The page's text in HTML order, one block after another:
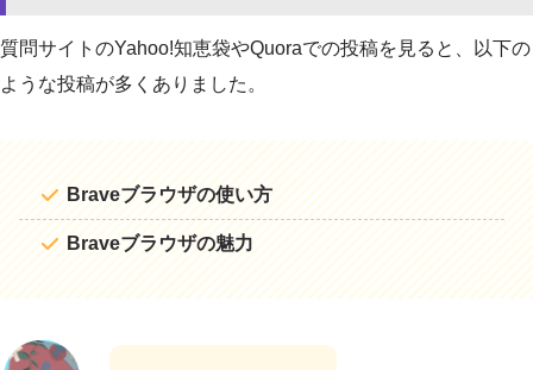
質問サイトのYahoo!知恵袋やQuoraでの投稿を見ると、以下の
ような投稿が多くありました。
Braveブラウザの使い方
Braveブラウザの魅力